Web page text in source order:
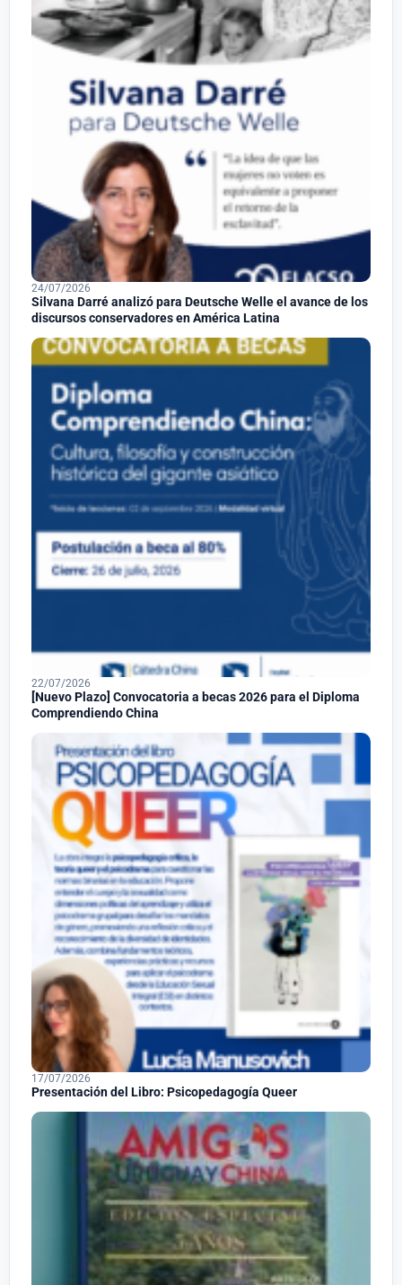
24/07/2026
Silvana Darré analizó para Deutsche Welle el avance de los
discursos conservadores en América Latina
22/07/2026
[Nuevo Plazo] Convocatoria a becas 2026 para el Diploma
Comprendiendo China
17/07/2026
Presentación del Libro: Psicopedagogía Queer